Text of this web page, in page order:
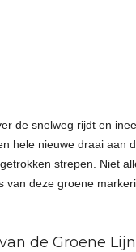
de snelweg rijdt en
hele nieuwe draai aan
strepen. Niet
van deze groene
de Groene Lijn